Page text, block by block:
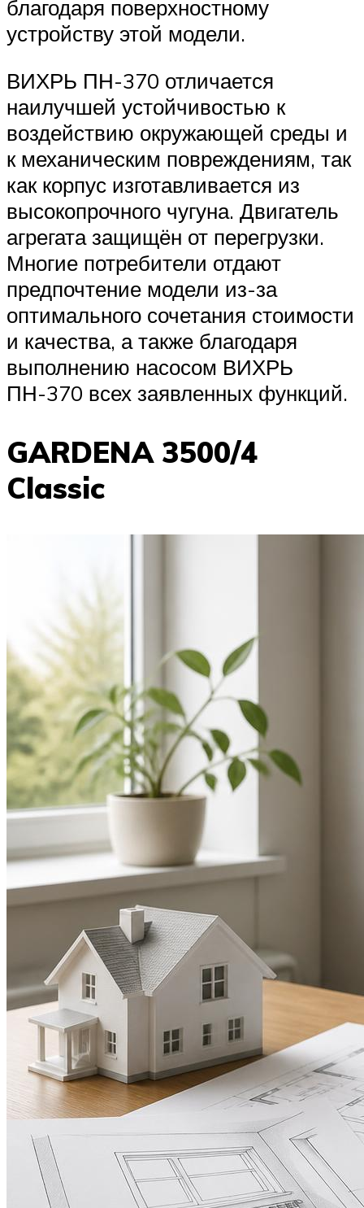
благодаря поверхностному
устройству этой модели.
ВИХРЬ ПН-370 отличается
наилучшей устойчивостью к
воздействию окружающей среды и
к механическим повреждениям, так
как корпус изготавливается из
высокопрочного чугуна. Двигатель
агрегата защищён от перегрузки.
Многие потребители отдают
предпочтение модели из-за
оптимального сочетания стоимости
и качества, а также благодаря
выполнению насосом ВИХРЬ
ПН-370 всех заявленных функций.
GARDENA 3500/4
Classic